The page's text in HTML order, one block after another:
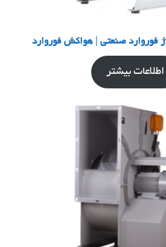
فوروارد صنعتی | هواکش فوروارد
اطلاعات بیشتر